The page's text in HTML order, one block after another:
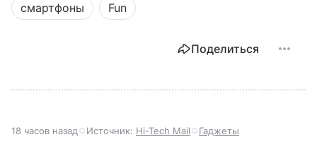
смартфоны Fun
Поделиться
18 часов назад Источник: Hi-Tech Mail Гаджеты